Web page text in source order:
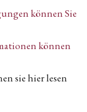
können Sie
können
sie hier lesen